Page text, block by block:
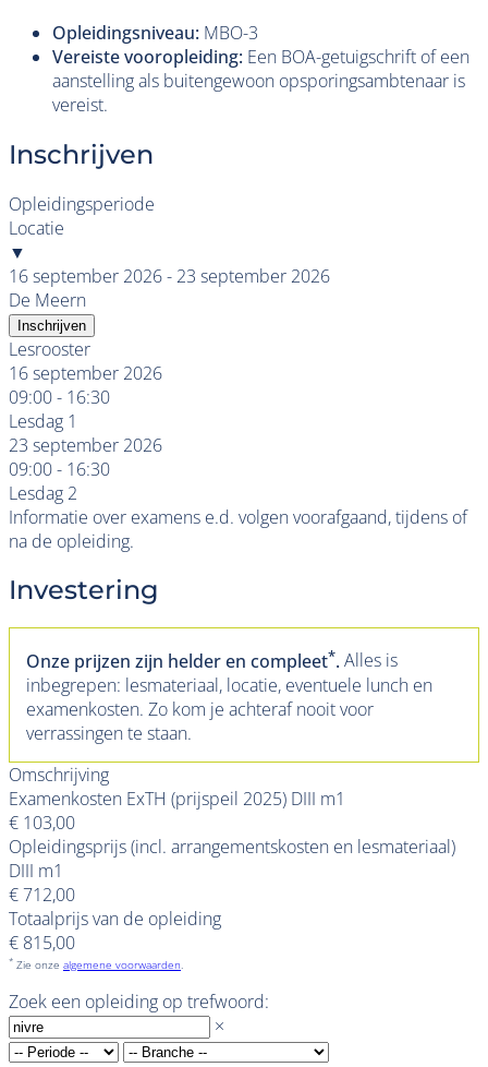
Opleidingsniveau: MBO-3
Vereiste vooropleiding: Een BOA-getuigschrift of een
aanstelling als buitengewoon opsporingsambtenaar is
vereist.
Inschrijven
Opleidingsperiode
Locatie
▼
16 september 2026 - 23 september 2026
De Meern
Inschrijven
Lesrooster
16 september 2026
09:00 - 16:30
Lesdag 1
23 september 2026
09:00 - 16:30
Lesdag 2
Informatie over examens e.d. volgen voorafgaand, tijdens of
na de opleiding.
Investering
Onze prijzen zijn helder en compleet*.Alles is
inbegrepen: lesmateriaal, locatie, eventuele lunch en
examenkosten. Zo kom je achteraf nooit voor
verrassingen te staan.
Omschrijving
Examenkosten ExTH (prijspeil 2025) DIII m1
€ 103,00
Opleidingsprijs (incl. arrangementskosten en lesmateriaal)
DIII m1
€ 712,00
Totaalprijs van de opleiding
€ 815,00
* Zie onze algemene voorwaarden.
Zoek een opleiding op trefwoord:
×